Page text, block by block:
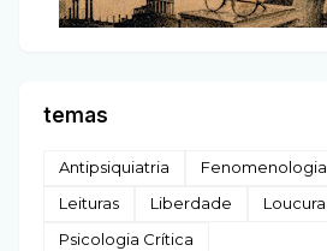
temas
Antipsiquiatria Fenomenologia
Leituras
Liberdade
Loucura
Psicologia Crítica